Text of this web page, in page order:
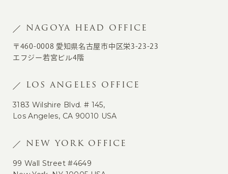
NAGOYA HEAD OFFICE
〒460-0008 愛知県名古屋市中区栄3-23-23
エフジー若宮ビル4階
LOS ANGELES OFFICE
3183 Wilshire Blvd. # 145,
Los Angeles, CA 90010 USA
NEW YORK OFFICE
99 Wall Street #4649